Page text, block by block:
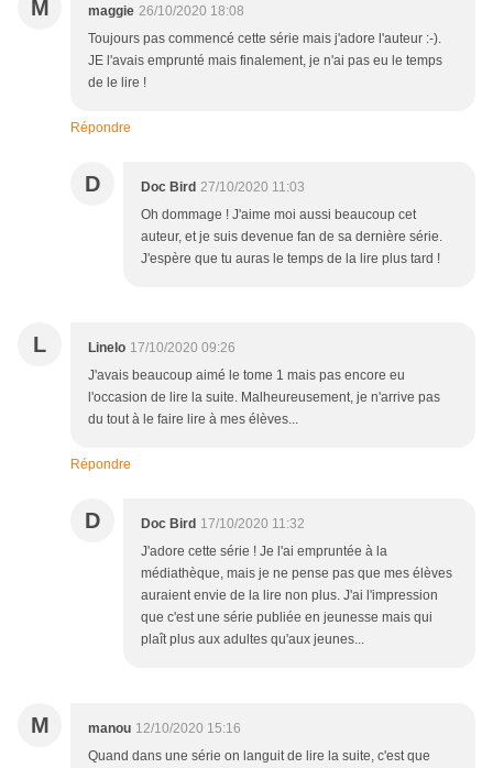
M maggie 26/10/2020 18:08
Toujours pas commencé cette série mais j'adore l'auteur :-).
JE l'avais emprunté mais finalement, je n'ai pas eu le temps
de le lire !
Répondre
D Doc Bird 27/10/2020 11:03
Oh dommage ! J'aime moi aussi beaucoup cet
auteur, et je suis devenue fan de sa dernière série.
J'espère que tu auras le temps de la lire plus tard !
L Linelo 17/10/2020 09:26
J'avais beaucoup aimé le tome 1 mais pas encore eu
l'occasion de lire la suite. Malheureusement, je n'arrive pas
du tout à le faire lire à mes élèves...
Répondre
D Doc Bird 17/10/2020 11:32
J'adore cette série ! Je l'ai empruntée à la
médiathèque, mais je ne pense pas que mes élèves
auraient envie de la lire non plus. J'ai l'impression
que c'est une série publiée en jeunesse mais qui
plaît plus aux adultes qu'aux jeunes...
M manou 12/10/2020 15:16
Quand dans une série on languit de lire la suite, c'est que